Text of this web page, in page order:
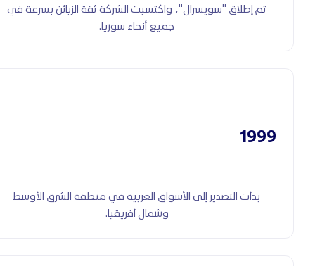
1999
بدأت التصدير إلى الأسواق العربية في منطقة الشرق الأوسط
وشمال أفريقيا.
تم إطلاق "سويسرال"، واكتسبت الشركة ثقة الزبائن بسرعة في
جميع أنحاء سوريا.